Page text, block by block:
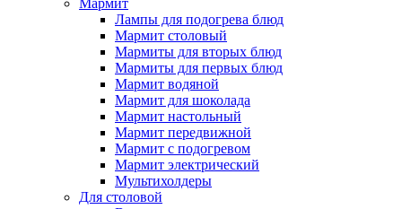
Мармит
Лампы для подогрева блюд
Мармит столовый
Мармиты для вторых блюд
Мармиты для первых блюд
Мармит водяной
Мармит для шоколада
Мармит настольный
Мармит передвижной
Мармит с подогревом
Мармит электрический
Мультихолдеры
Для столовой